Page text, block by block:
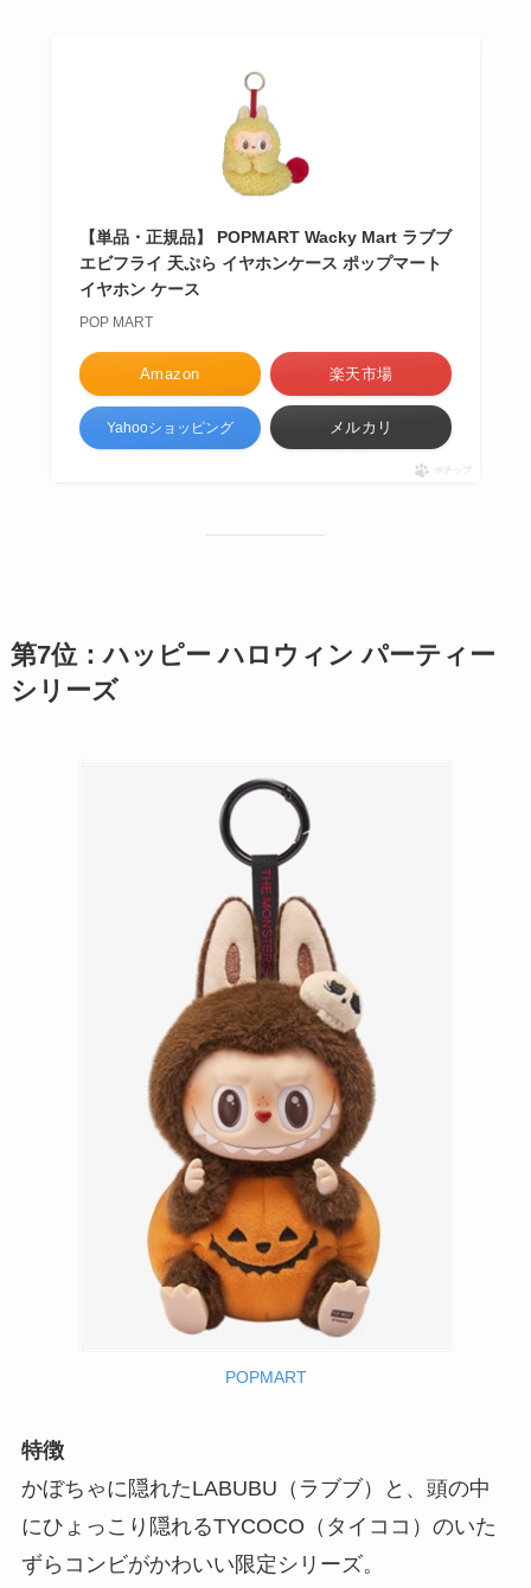
【単品・正規品】 POPMART Wacky Mart ラブブ
エビフライ 天ぷら イヤホンケース ポップマート
イヤホン ケース
POP MART
Amazon 楽天市場
Yahooショッピング メルカリ
ポチップ
第7位：ハッピー ハロウィン パーティー
シリーズ
POPMART
特徴
かぼちゃに隠れたLABUBU（ラブブ）と、頭の中
にひょっこり隠れるTYCOCO（タイココ）のいた
ずらコンビがかわいい限定シリーズ。